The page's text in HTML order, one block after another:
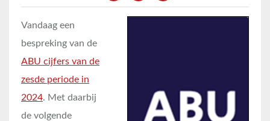
Vandaag een
bespreking van de
ABU cijfers van de
zesde periode in
2024. Met daarbij
de volgende